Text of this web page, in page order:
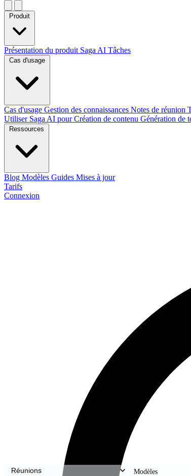
Présentation du produit Saga AI Tâches
Cas d'usage Gestion des connaissances Notes de réunion
Utiliser Saga AI pourCréation de contenu Génération de
Blog Modèles Guides Mises à jour
Tarifs
Connexion
Réunions
Modèles